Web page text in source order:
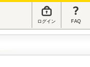
ログイン FAQ